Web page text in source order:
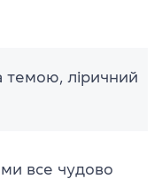
ліричний
все чудово